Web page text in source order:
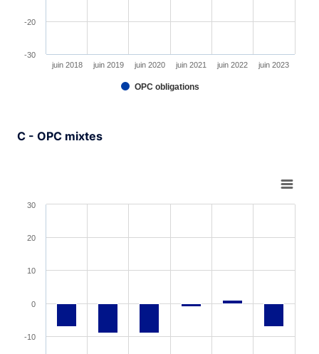
OPC obligations
juin 2018 juin 2019 juin 2020 juin 2021 juin 2022 juin 2023
-30
-20
C - OPC mixtes
Bar chart with 6 bars.
The chart has 1 X axis displaying XAxis.
-10
0
10
20
30